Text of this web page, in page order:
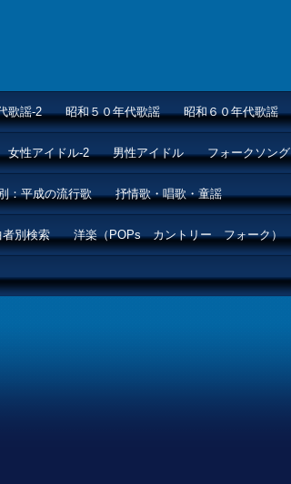
歌謡-2 昭和５０年代歌謡 昭和６０年代歌謡
女性アイドル-2 男性アイドル フォークソング
：平成の流行歌 抒情歌・唱歌・童謡
別検索 洋楽（POPs カントリー フォーク）